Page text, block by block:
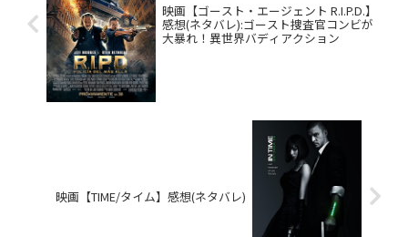
映画【ゴースト・エージェント R.I.P.D.】
感想(ネタバレ):ゴースト捜査官コンビが
大暴れ！異世界バディアクション
映画【TIME/タイム】感想(ネタバレ)